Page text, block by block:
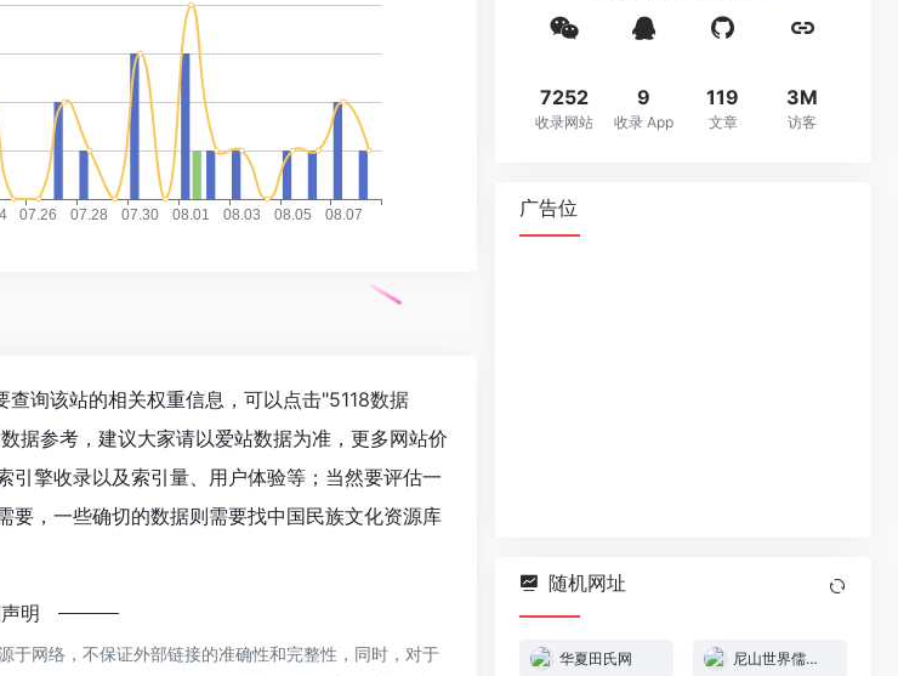
询该站的相关权重信息，可以点击"5118数据
据参考，建议大家请以爱站数据为准，更多网站价
擎收录以及索引量、用户体验等；当然要评估一
要，一些确切的数据则需要找中国民族文化资源库
明
于网络，不保证外部链接的准确性和完整性，同时，对于
7252
收录网站
9
收录 App
119
文章
3M
访客
广告位
随机网址
华夏田氏网 尼山世界儒学中心